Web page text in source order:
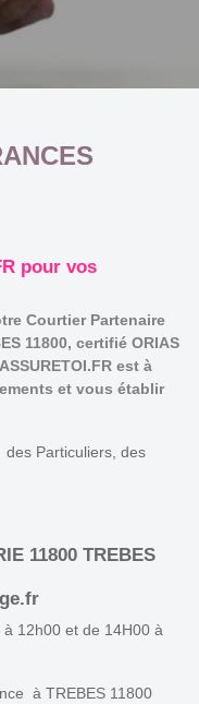
pour vos
Courtier Partenaire
11800, certifié ORIAS
est à
et vous établir
des Particuliers, des
11800 TREBES
12h00 et de 14H00 à
à TREBES 11800